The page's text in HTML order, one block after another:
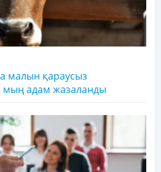
малын қараусыз
мың адам жазаланды